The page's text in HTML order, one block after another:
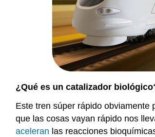
¿Qué es un catalizador
Este tren súper rápido obviamente
que las cosas vayan rápido nos
aceleran las reacciones